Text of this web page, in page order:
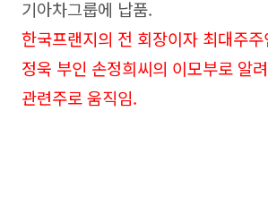
기아차그룹에 납품.
한국프랜지의 전 회장이자 최대주
정욱 부인 손정희씨의 이모부로 알
관련주로 움직임.